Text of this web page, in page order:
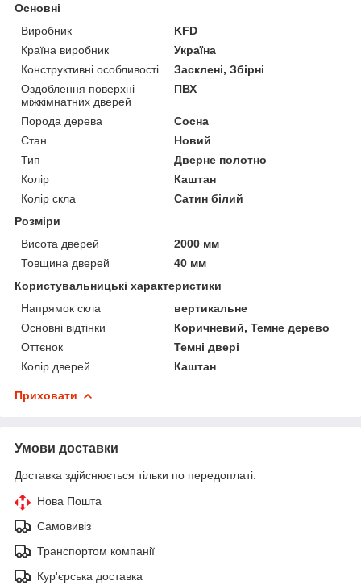
Основні
Виробник
KFD
Країна виробник
Україна
Конструктивні особливості
Засклені, Збірні
Оздоблення поверхні
міжкімнатних дверей
ПВХ
Порода дерева
Сосна
Стан
Новий
Тип
Дверне полотно
Колір
Каштан
Колір скла
Сатин білий
Розміри
Висота дверей
2000 мм
Товщина дверей
40 мм
Користувальницькі характеристики
Напрямок скла
вертикальне
Основні відтінки
Коричневий, Темне дерево
Оттєнок
Темні двері
Колір дверей
Каштан
Приховати
Умови доставки
Доставка здійснюється тільки по передоплаті.
Нова Пошта
Самовивіз
Транспортом компанії
Кур'єрська доставка